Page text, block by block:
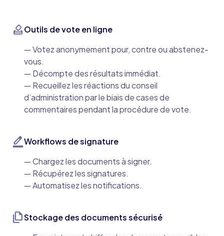
how_to_voteOutils de vote en ligne
— Votez anonymement pour, contre ou abstenez-
vous.
— Décompte des résultats immédiat.
— Recueillez les réactions du conseil
d’administration par le biais de cases de
commentaires pendant la procédure de vote.
border_colorWorkflows de signature
— Chargez les documents à signer.
— Récupérez les signatures.
— Automatisez les notifications.
file_copyStockage des documents sécurisé